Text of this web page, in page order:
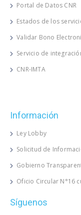
Portal de Datos CNR
Estados de los
Validar Bono
Servicio de
CNR-IMTA
Información
Ley Lobby
Solicitud de
Gobierno
Oficio Circular N°16
Síguenos